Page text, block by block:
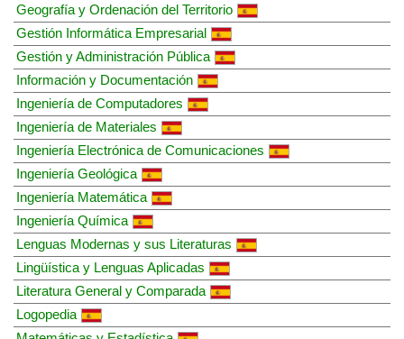
Geografía y Ordenación del Territorio
Gestión Informática Empresarial
Gestión y Administración Pública
Información y Documentación
Ingeniería de Computadores
Ingeniería de Materiales
Ingeniería Electrónica de Comunicaciones
Ingeniería Geológica
Ingeniería Matemática
Ingeniería Química
Lenguas Modernas y sus Literaturas
Lingüística y Lenguas Aplicadas
Literatura General y Comparada
Logopedia